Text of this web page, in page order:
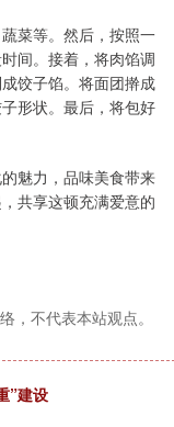
菜等。然后，按照一
间。接着，将肉馅调
饺子馅。将面团擀成
形状。最后，将包好
魅力，品味美食带来
共享这顿充满爱意的
，不代表本站观点。
”建设